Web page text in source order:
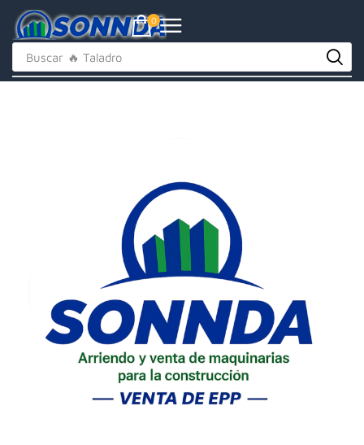
0
Buscar 🔥 Taladro